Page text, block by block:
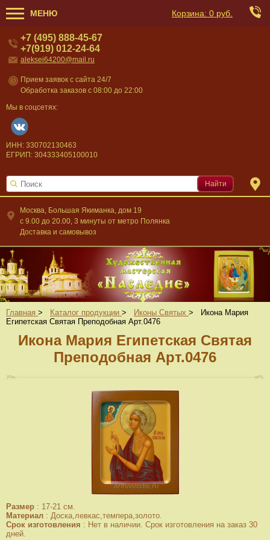
МЕНЮ Корзина: 0 руб.
Москва, Большая Якиманка, дом 19
c 9.00 до 20.00, 3 минуты от метро Полянка
Доставка и самовывоз
+7 (495) 888-45-67
+7(919) 012-24-64
aleksei64200@mail.ru
Прием заявок с сайта 24/7
Обработка заказов с 08:00 до 22:00
Мы в соцсетях:
ИНН: 330702130463
ЕГРИП: 304333405100010
Найти
Главная > Каталог продукции > Иконы Святых >
Икона Мария
Египетская Святая Преподобная Арт.0476
Икона Мария Египетская Святая
Преподобная Арт.0476
Размер : 17-21 см.
Материал : Доска,левкас,темпера,золото.
Срок изготовления : Нет в наличии. Срок изготовления на заказ 30
дней.